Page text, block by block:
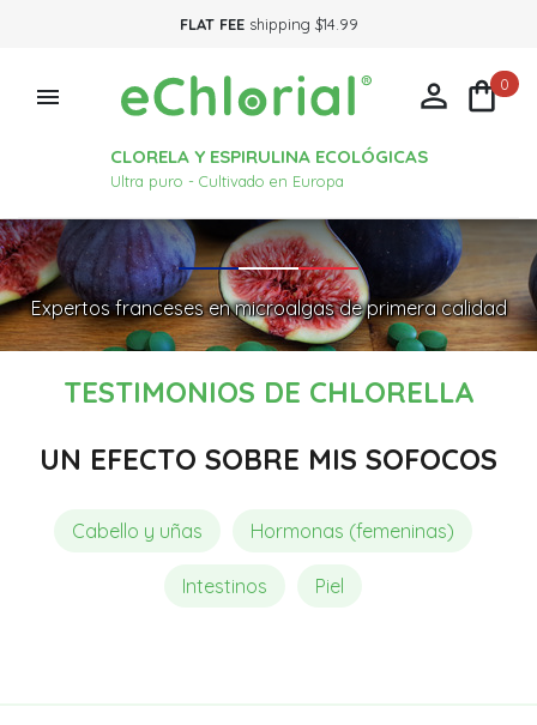
FLAT FEEshipping $14.99

CLORELA Y ESPIRULINA ECOLÓGICAS
Ultra puro - Cultivado en Europa
 0
Expertos franceses en microalgas de primera calidad
TESTIMONIOS DE CHLORELLA
UN EFECTO SOBRE MIS SOFOCOS
Cabello y uñas Hormonas (femeninas)
Intestinos Piel